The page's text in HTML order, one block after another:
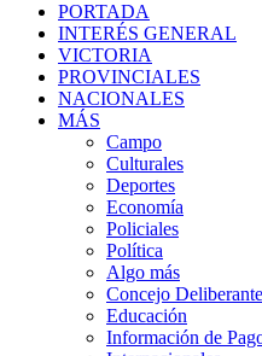
PORTADA
INTERÉS GENERAL
VICTORIA
PROVINCIALES
NACIONALES
MÁS
Campo
Culturales
Deportes
Economía
Policiales
Política
Algo más
Concejo Deliberante
Educación
Información de